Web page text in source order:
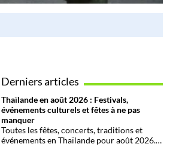
Derniers articles
Thaïlande en août 2026 : Festivals,
événements culturels et fêtes à ne pas
manquer
Toutes les fêtes, concerts, traditions et
événements en Thaïlande pour août 2026.